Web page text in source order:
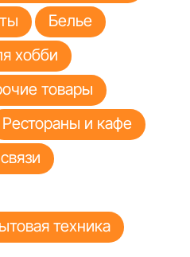
Белье
хобби
товары
Рестораны и кафе
техника